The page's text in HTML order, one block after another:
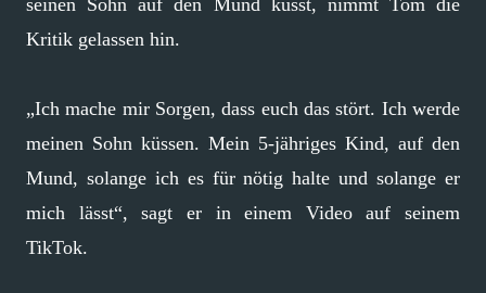
seinen Sohn auf den Mund küsst, nimmt Tom die
Kritik gelassen hin.
„Ich mache mir Sorgen, dass euch das stört. Ich werde
meinen Sohn küssen. Mein 5-jähriges Kind, auf den
Mund, solange ich es für nötig halte und solange er
mich lässt“, sagt er in einem Video auf seinem
TikTok.